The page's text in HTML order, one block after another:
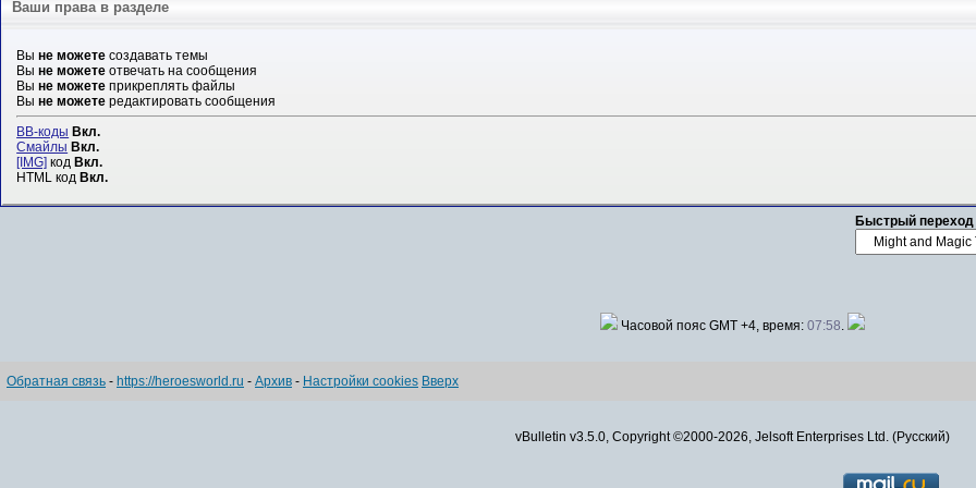
Ваши права в разделе
Выне можете создавать темы
Выне можете отвечать на сообщения
Выне можете прикреплять файлы
Выне можете редактировать сообщения
BB-коды Вкл.
Смайлы Вкл.
[IMG] код Вкл.
HTML код Вкл.
Быстрый переход
Часовой пояс GMT +4, время: 07:58.
Обратная связь - https://heroesworld.ru - Архив - Настройки cookies Вверх
vBulletin v3.5.0, Copyright ©2000-2026, Jelsoft Enterprises Ltd. (Русский)